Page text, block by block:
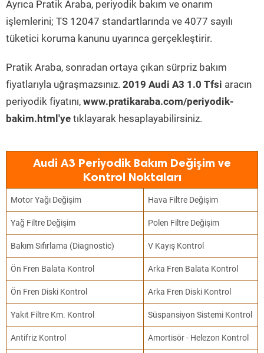
Ayrıca Pratik Araba, periyodik bakım ve onarım
işlemlerini; TS 12047 standartlarında ve 4077 sayılı
tüketici koruma kanunu uyarınca gerçekleştirir.
Pratik Araba, sonradan ortaya çıkan sürpriz bakım
fiyatlarıyla uğraşmazsınız. 2019 Audi A3 1.0 Tfsi aracın
periyodik fiyatını, www.pratikaraba.com/periyodik-
bakim.html'ye tıklayarak hesaplayabilirsiniz.
Audi A3 Periyodik Bakım Değişim ve
Kontrol Noktaları
Motor Yağı Değişim Hava Filtre Değişim
Yağ Filtre Değişim Polen Filtre Değişim
Bakım Sıfırlama (Diagnostic) V Kayış Kontrol
Ön Fren Balata Kontrol Arka Fren Balata Kontrol
Ön Fren Diski Kontrol Arka Fren Diski Kontrol
Yakıt Filtre Km. Kontrol Süspansiyon Sistemi Kontrol
Antifriz Kontrol Amortisör - Helezon Kontrol